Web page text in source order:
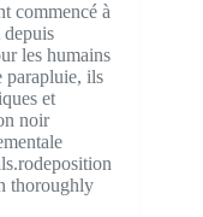
commencé à
depuis
les humains
parapluie, ils
et
noir
thoroughly